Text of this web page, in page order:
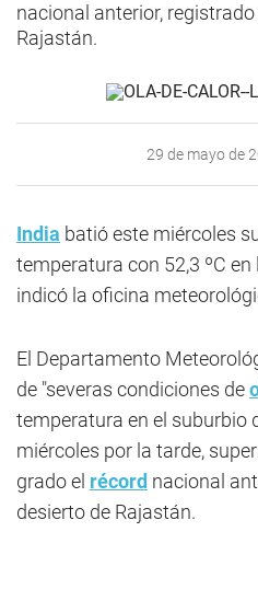
nacional anterior,
Rajastán.
29 de mayo de
India batió este miércoles
temperatura con 52,3 ºC
indicó la oficina
El Departamento
de "severas condiciones de
temperatura en el suburbio
miércoles por la tarde,
grado el récord nacional
desierto de Rajastán.